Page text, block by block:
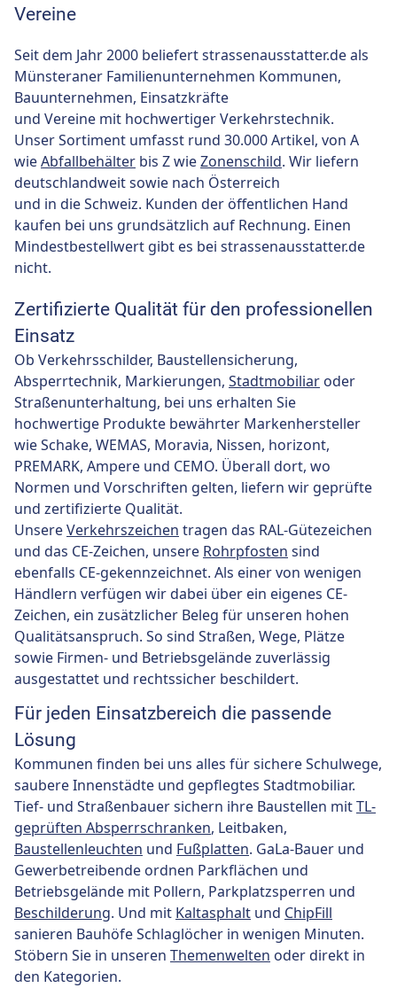
Vereine
Seit dem Jahr 2000 beliefert strassenausstatter.de als
Münsteraner Familienunternehmen Kommunen,
Bauunternehmen, Einsatzkräfte
und Vereine mit hochwertiger Verkehrstechnik.
Unser Sortiment umfasst rund 30.000 Artikel, von A
wieAbfallbehälter bis Z wieZonenschild. Wir liefern
deutschlandweit sowie nach Österreich
und in die Schweiz. Kunden der öffentlichen Hand
kaufen bei uns grundsätzlich auf Rechnung. Einen
Mindestbestellwert gibt es bei strassenausstatter.de
nicht.
Zertifizierte Qualität für den professionellen
Einsatz
Ob Verkehrsschilder, Baustellensicherung,
Absperrtechnik, Markierungen, Stadtmobiliar oder
Straßenunterhaltung, bei uns erhalten Sie
hochwertige Produkte bewährter Markenhersteller
wie Schake, WEMAS, Moravia, Nissen, horizont,
PREMARK, Ampere und CEMO. Überall dort, wo
Normen und Vorschriften gelten, liefern wir geprüfte
und zertifizierte Qualität.
UnsereVerkehrszeichen tragen das RAL-Gütezeichen
und das CE-Zeichen, unsere Rohrpfosten sind
ebenfalls CE-gekennzeichnet. Als einer von wenigen
Händlern verfügen wir dabei über ein eigenes CE-
Zeichen, ein zusätzlicher Beleg für unseren hohen
Qualitätsanspruch. So sind Straßen, Wege, Plätze
sowie Firmen- und Betriebsgelände zuverlässig
ausgestattet und rechtssicher beschildert.
Für jeden Einsatzbereich die passende
Lösung
Kommunen finden bei uns alles für sichere Schulwege,
saubere Innenstädte und gepflegtes Stadtmobiliar.
Tief- und Straßenbauer sichern ihre Baustellen mitTL-
geprüften Absperrschranken, Leitbaken,
Baustellenleuchten und Fußplatten. GaLa-Bauer und
Gewerbetreibende ordnen Parkflächen und
Betriebsgelände mit Pollern, Parkplatzsperren und
Beschilderung. Und mit Kaltasphalt und ChipFill
sanieren Bauhöfe Schlaglöcher in wenigen Minuten.
Stöbern Sie in unseren Themenwelten oder direkt in
den Kategorien.